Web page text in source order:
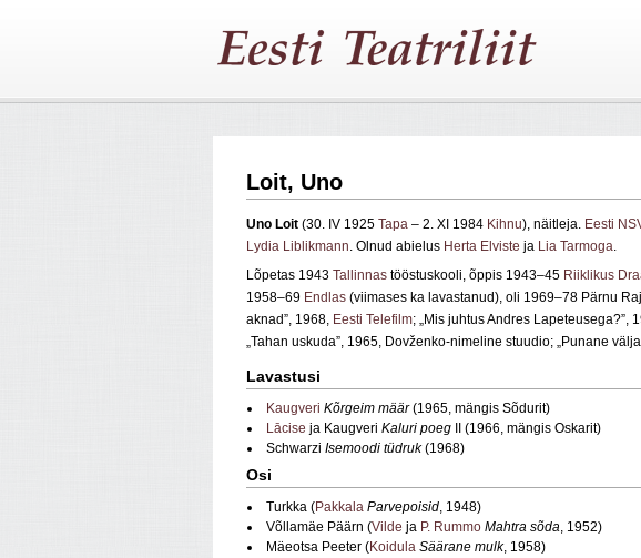
Loit, Uno
Uno Loit (30. IV 1925 Tapa – 2. XI 1984 Kihnu), näitleja. Eesti
Lydia Liblikmann. Olnud abielus Herta Elviste ja Lia Tarmoga.
Lõpetas 1943 Tallinnas tööstuskooli, õppis 1943–45 Riiklikus
1958–69 Endlas (viimases ka lavastanud), oli 1969–78 Pärnu
aknad”, 1968, Eesti Telefilm; „Mis juhtus Andres Lapeteusega?”,
„Tahan uskuda”, 1965, Dovženko‑nimeline stuudio; „Punane
Lavastusi
Kaugveri Kõrgeim määr(1965, mängis Sõdurit)
Lācise ja Kaugveri Kaluri poeg II (1966, mängis Oskarit)
Schwarzi Isemoodi tüdruk(1968)
Osi
Turkka (Pakkala Parvepoisid, 1948)
Võllamäe Päärn (Vilde ja P. Rummo Mahtra sõda, 1952)
Mäeotsa Peeter (Koidula Säärane mulk, 1958)